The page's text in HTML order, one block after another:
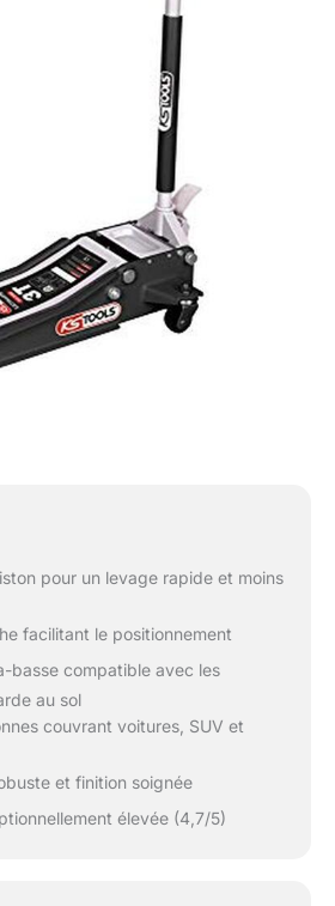
pour un levage rapide et moins
facilitant le positionnement
basse compatible avec les
au sol
couvrant voitures, SUV et
et finition soignée
élevée (4,7/5)